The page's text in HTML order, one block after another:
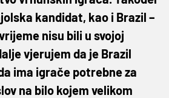
kandidat, kao i Brazil –
nisu bili u svojoj
vjerujem da je Brazil
ima igrače potrebne za
na bilo kojem velikom